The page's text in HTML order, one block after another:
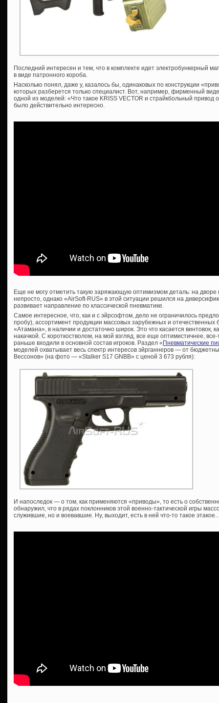
Последний интересен и тем, что в комплекте идет электробункерный
в виде патронного короба.
Насколько понял, даже у, казалось бы, одинаковых по конструкции
которых разберется только специалист. Вот, например, фирменный
одной из моделей: «Что такое KRISS VECTOR и страйкбольный привод
было действительно интересно.
Еще не могу отметить такую заряжающую оптимизмом деталь: на дворе
непросто, однако «AirSoft-RUS» в этой ситуации решился на
развивает направление по классической пневматике.
Самое интересное, что, как и с эйрсофтом, дело не ограничилось
пробу), ассортимент продукции массовых зарубежных и
«Атамана», в наличии и достаточно широк. Это что касается винтовок,
накачкой. С короткостволом, на мой взгляд, все еще оптимистичнее,
раньше входили в основной состав игроков. Раздел « Пневматические
моделей охватывает весь спектр интересов эйрганнеров — от
Вессонов» (на фото — «Stalker S17 GNBB» с ценой 3 673 рубля):
И напоследок — о том, как применяются «приводы», то есть о
обнаружил, что в рядах поклонников этой военно-тактической игры
служившие, но и воевавшие. Ну, выходит, есть в ней что-то такое